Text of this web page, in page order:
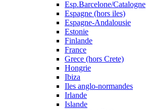
Esp.Barcelone/Catalogne
Espagne (hors iles)
Espagne-Andalousie
Estonie
Finlande
France
Grece (hors Crete)
Hongrie
Ibiza
Iles anglo-normandes
Irlande
Islande